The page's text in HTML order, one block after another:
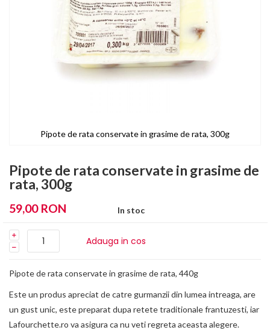
Pipote de rata conservate in grasime de
rata, 300g
59,00 RON In stoc
Adauga in cos
Pipote de rata conservate in grasime de rata, 440g
Este un produs apreciat de catre gurmanzii din lumea intreaga, are
un gust unic, este preparat dupa retete traditionale frantuzesti, iar
Lafourchette.ro va asigura ca nu veti regreta aceasta alegere.
Pipote de rata conservate in grasime de rata, 300g
the
beginning
the
gallery